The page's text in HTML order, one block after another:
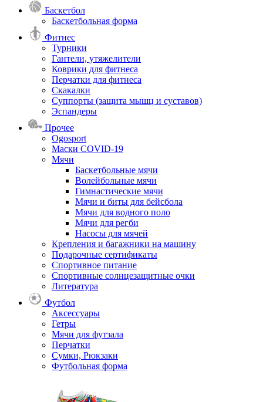
Баскетбол
Баскетбольная форма
Фитнес
Турники
Гантели, утяжелители
Коврики для фитнеса
Перчатки для фитнеса
Скакалки
Суппорты (защита мышц и суставов)
Эспандеры
Прочее
Ogosport
Маски COVID-19
Мячи
Баскетбольные мячи
Волейбольные мячи
Гимнастические мячи
Мячи и биты для бейсбола
Мячи для водного поло
Мячи для регби
Насосы для мячей
Крепления и багажники на машину
Подарочные сертификаты
Спортивное питание
Спортивные солнцезащитные очки
Литература
Футбол
Аксессуары
Гетры
Мячи для футзала
Перчатки
Сумки, Рюкзаки
Футбольная форма